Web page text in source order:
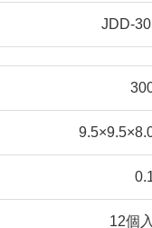
JDD-
12個入